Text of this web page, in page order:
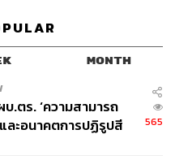
ซนต์ขยายความว่า แบรนด์
รตัดสินใจลงทุนในวันใดวัน
น FNDR ได้พบเห็นผู้ก่อตั้ง
ไป ทำให้แม้บริษัทจะ
ากยอดขายผลิตภัณฑ์ แต่ก็มัก
การคิดเชิงเล่าเรื่องไป
MONTH
.ตร. ‘ความสามารถ
ละอนาคตการปฏิรูปสี
565